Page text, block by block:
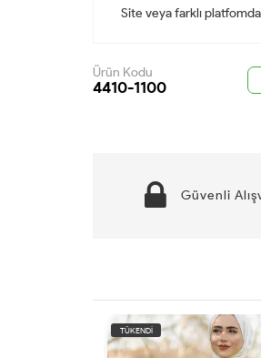
Site veya farklı
Ürün Kodu
4410-1100
Güvenli
TÜKENDİ